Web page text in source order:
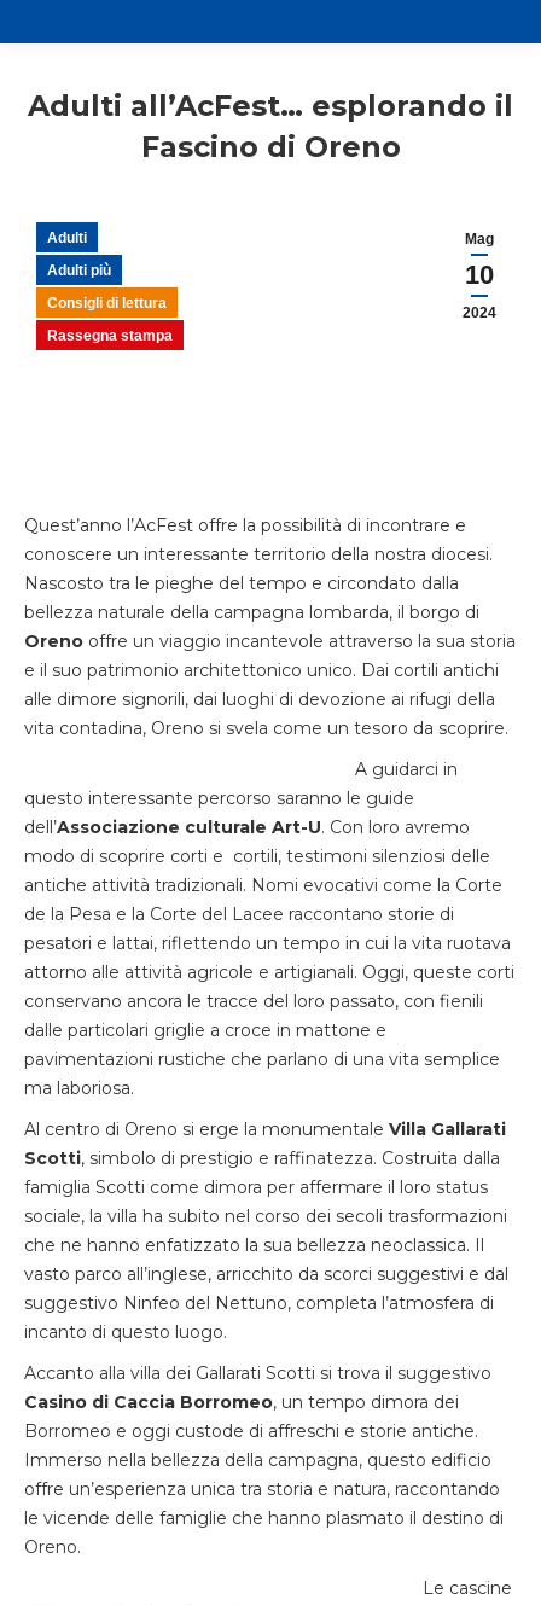
Adulti all’AcFest… esplorando il
Fascino di Oreno
Mag
10
2024
Adulti
Adulti più
Consigli di lettura
Rassegna stampa
Quest’anno l’AcFest offre la possibilità di incontrare e
conoscere un interessante territorio della nostra diocesi.
Nascosto tra le pieghe del tempo e circondato dalla
bellezza naturale della campagna lombarda, il borgo di
Oreno offre un viaggio incantevole attraverso la sua storia
e il suo patrimonio architettonico unico. Dai cortili antichi
alle dimore signorili, dai luoghi di devozione ai rifugi della
vita contadina, Oreno si svela come un tesoro da scoprire.
A guidarci in
questo interessante percorso saranno le guide
dell’Associazione culturale Art-U. Con loro avremo
modo di scoprire corti e cortili, testimoni silenziosi delle
antiche attività tradizionali. Nomi evocativi come la Corte
de la Pesa e la Corte del Lacee raccontano storie di
pesatori e lattai, riflettendo un tempo in cui la vita ruotava
attorno alle attività agricole e artigianali. Oggi, queste corti
conservano ancora le tracce del loro passato, con fienili
dalle particolari griglie a croce in mattone e
pavimentazioni rustiche che parlano di una vita semplice
ma laboriosa.
Al centro di Oreno si erge la monumentale Villa Gallarati
Scotti, simbolo di prestigio e raffinatezza. Costruita dalla
famiglia Scotti come dimora per affermare il loro status
sociale, la villa ha subito nel corso dei secoli trasformazioni
che ne hanno enfatizzato la sua bellezza neoclassica. Il
vasto parco all’inglese, arricchito da scorci suggestivi e dal
suggestivo Ninfeo del Nettuno, completa l’atmosfera di
incanto di questo luogo.
Accanto alla villa dei Gallarati Scotti si trova il suggestivo
Casino di Caccia Borromeo, un tempo dimora dei
Borromeo e oggi custode di affreschi e storie antiche.
Immerso nella bellezza della campagna, questo edificio
offre un’esperienza unica tra storia e natura, raccontando
le vicende delle famiglie che hanno plasmato il destino di
Oreno.
Le cascine